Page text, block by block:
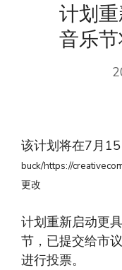
计划
音乐
该计划将在7月
buck/https://
更改
计划重新启动更
节，已提交给市
进行投票。